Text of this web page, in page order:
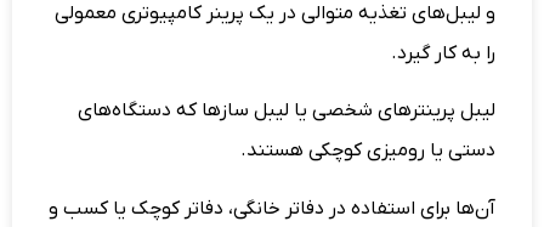
و لیبل‌های تغذیه متوالی در یک پرینر کامپیوتری معمولی
را به کار گیرد.
لیبل پرینترهای شخصی یا لیبل سازها که دستگاه‌های
دستی یا رومیزی کوچکی هستند.
آن‌ها برای استفاده در دفاتر خانگی، دفاتر کوچک یا کسب و